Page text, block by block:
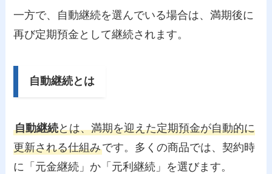
一方で、自動継続を選んでいる場合は、満期後に
再び定期預金として継続されます。
自動継続とは
自動継続とは、満期を迎えた定期預金が自動的に
更新される仕組みです。多くの商品では、契約時
に「元金継続」か「元利継続」を選びます。